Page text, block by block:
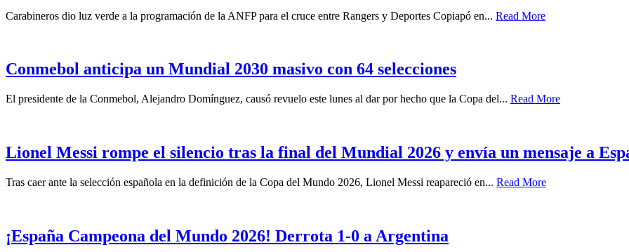
Carabineros dio luz verde a la programación de la ANFP para el cruce entre Rangers y Deportes Copiapó en... Read More
Conmebol anticipa un Mundial 2030 masivo con 64 selecciones
El presidente de la Conmebol, Alejandro Domínguez, causó revuelo este lunes al dar por hecho que la Copa del... Read More
Lionel Messi rompe el silencio tras la final del Mundial 2026 y envía un mensaje a
Tras caer ante la selección española en la definición de la Copa del Mundo 2026, Lionel Messi reapareció en... Read More
¡España Campeona del Mundo 2026! Derrota 1-0 a Argentina